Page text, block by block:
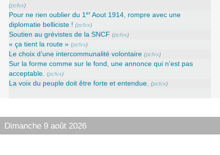
(pcfvx)
Pour ne rien oublier du 1erAout 1914, rompre avec une
diplomatie belliciste ! (pcfvx)
Soutien au grévistes de la SNCF (pcfvx)
« ça tient la route » (pcfvx)
Le choix d’une intercommunalité volontaire (pcfvx)
Sur la forme comme sur le fond, une annonce qui n’est pas
acceptable.
(pcfvx)
La voix du peuple doit être forte et entendue. (pcfvx)
Dimanche 9 août 2026